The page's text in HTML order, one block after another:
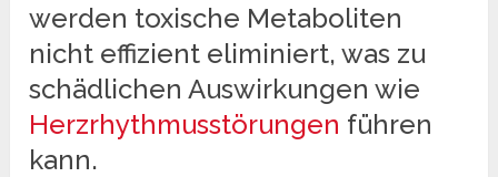
werden toxische Metaboliten
nicht effizient eliminiert, was zu
schädlichen Auswirkungen wie
Herzrhythmusstörungen führen
kann.